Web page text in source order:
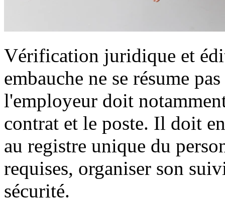
Vérification juridique et
embauche ne se résume
l'employeur doit
contrat et le poste. Il doit
au registre unique du
requises, organiser son
sécurité.